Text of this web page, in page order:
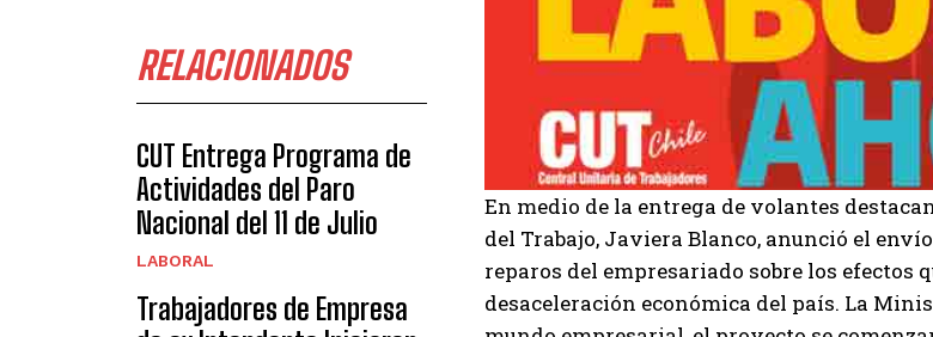
RELACIONADOS
CUT Entrega Programa de
Actividades del Paro
Nacional del 11 de Julio
LABORAL
Trabajadores de Empresa
En medio de la entrega de volantes
del Trabajo, Javiera Blanco, anunció el
reparos del empresariado sobre los efectos
desaceleración económica del país. La